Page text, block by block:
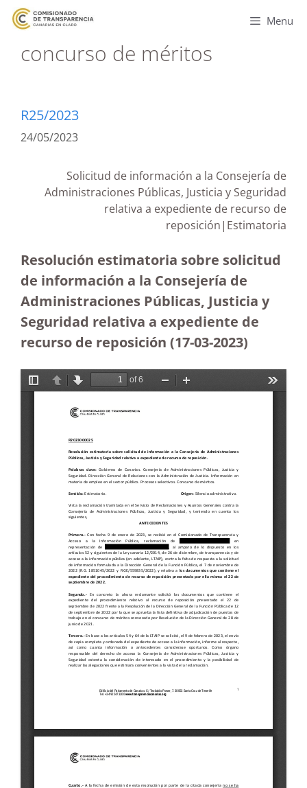
Menu
concurso de méritos
R25/2023
24/05/2023
Solicitud de información a la Consejería de
Administraciones Públicas, Justicia y Seguridad
relativa a expediente de recurso de
reposición|Estimatoria
Resolución estimatoria sobre solicitud
de información a la Consejería de
Administraciones Públicas, Justicia y
Seguridad relativa a expediente de
recurso de reposición (17-03-2023)